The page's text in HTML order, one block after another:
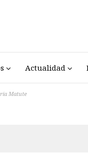
Actualidad
Matute